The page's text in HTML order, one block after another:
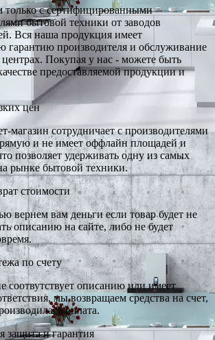
только с сертифицированными
бытовой техники от заводов
Вся наша продукция имеет
гарантию производителя и обслуживание
Покупая у нас - можете быть
предоставляемой продукции и
цен
магазин сотрудничает с производителями
и не имеет оффлайн площадей и
позволяет удерживать одну из самых
рынке бытовой техники.
стоимости
вернем вам деньги если товар будет не
описанию на сайте, либо не будет
по счету
соотвутствует описанию или имеет
мы возвращаем средства на счет,
оплата.
защита и гарантия